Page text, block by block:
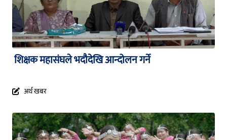
शिक्षक महासंघले भदौदेखि आन्दोलन गर्ने
अर्थ खबर